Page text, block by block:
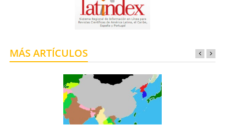
MÁS ARTÍCULOS